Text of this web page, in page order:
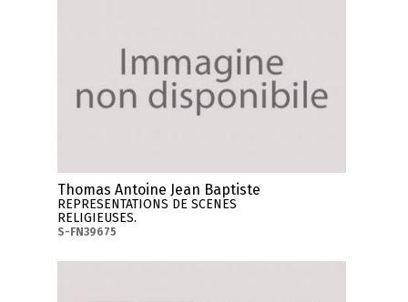
Thomas Antoine Jean Baptiste
REPRESENTATIONS DE SCENES
RELIGIEUSES.
S-FN39675